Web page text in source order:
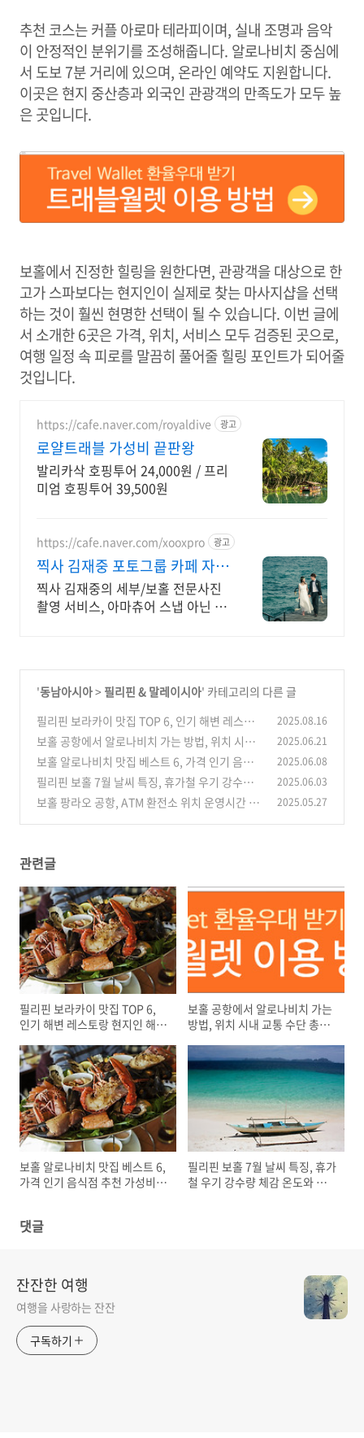
추천 코스는 커플 아로마 테라피이며, 실내 조명과 음악
이 안정적인 분위기를 조성해줍니다. 알로나비치 중심에
서 도보 7분 거리에 있으며, 온라인 예약도 지원합니다.
이곳은 현지 중산층과 외국인 관광객의 만족도가 모두 높
은 곳입니다.
보홀에서 진정한 힐링을 원한다면, 관광객을 대상으로 한
고가 스파보다는 현지인이 실제로 찾는 마사지샵을 선택
하는 것이 훨씬 현명한 선택이 될 수 있습니다. 이번 글에
서 소개한 6곳은 가격, 위치, 서비스 모두 검증된 곳으로,
여행 일정 속 피로를 말끔히 풀어줄 힐링 포인트가 되어줄
것입니다.
https://cafe.naver.com/royaldive 광고
로얄트래블 가성비 끝판왕
발리카삭 호핑투어 24,000원 / 프리
미엄 호핑투어 39,500원
https://cafe.naver.com/xooxpro 광고
찍사 김재중 포토그룹 카페 자존
심 강한 촬영만 고집!
찍사 김재중의 세부/보홀 전문사진
촬영 서비스, 아마츄어 스냅 아닌 전
'동남아시아> 필리핀 & 말레이시아' 카테고리의 다른 글
필리핀 보라카이 맛집 TOP 6, 인기 해변 레스토
랑 현지인 해산물 식당 요리 음식 (0)
2025.08.16
보홀 공항에서 알로나비치 가는 방법, 위치 시내
교통 수단 총정리
(0)
2025.06.21
보홀 알로나비치 맛집 베스트 6, 가격 인기 음식
점 추천 가성비 분위기 (0)
2025.06.08
필리핀 보홀 7월 날씨 특징, 휴가철 우기 강수량
체감 온도와 습도 옷차림 (0)
2025.06.03
보홀 팡라오 공항, ATM 환전소 위치 운영시간 환
2025.05.27
관련글
필리핀 보라카이 맛집 TOP 6,
인기 해변 레스토랑 현지인 해산
보홀 공항에서 알로나비치 가는
방법, 위치 시내 교통 수단 총정
보홀 알로나비치 맛집 베스트 6,
가격 인기 음식점 추천 가성비
필리핀 보홀 7월 날씨 특징, 휴가
철 우기 강수량 체감 온도와 습
댓글
잔잔한 여행
여행을 사랑하는 잔잔
구독하기